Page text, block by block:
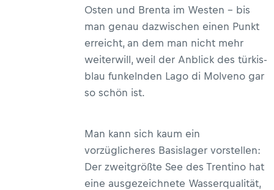
Osten und Brenta im Westen – bis
man genau dazwischen einen Punkt
erreicht, an dem man nicht mehr
weiterwill, weil der Anblick des türkis-
blau funkelnden Lago di Molveno gar
so schön ist.
Man kann sich kaum ein
vorzüglicheres Basislager vorstellen:
Der zweitgrößte See des Trentino hat
eine ausgezeichnete Wasserqualität,